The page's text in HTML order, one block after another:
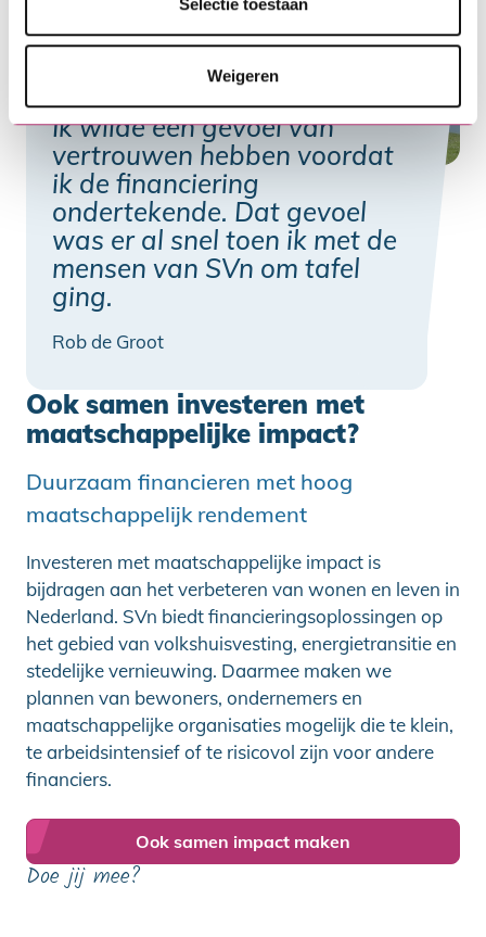
Selectie toestaan
Weigeren
Ik wilde een gevoel van
vertrouwen hebben voordat
ik de financiering
ondertekende. Dat gevoel
was er al snel toen ik met de
mensen van SVn om tafel
ging.
Rob de Groot
Ook samen investeren met
maatschappelijke impact?
Duurzaam financieren met hoog
maatschappelijk rendement
Investeren met maatschappelijke impact is
bijdragen aan het verbeteren van wonen en leven in
Nederland. SVn biedt financieringsoplossingen op
het gebied van volkshuisvesting, energietransitie en
stedelijke vernieuwing. Daarmee maken we
plannen van bewoners, ondernemers en
maatschappelijke organisaties mogelijk die te klein,
te arbeidsintensief of te risicovol zijn voor andere
financiers.
Ook samen impact maken
Doe jij mee?